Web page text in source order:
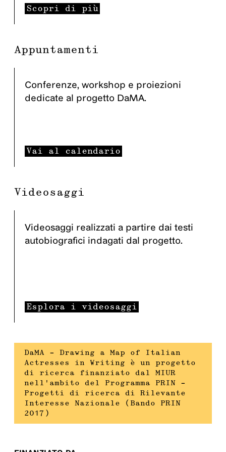
Scopri di più
Appuntamenti
Conferenze, workshop e proiezioni
dedicate al progetto DaMA.
Vai al calendario
Videosaggi
Videosaggi realizzati a partire dai testi
autobiografici indagati dal progetto.
Esplora i videosaggi
DaMA – Drawing a Map of Italian
Actresses in Writing è un progetto
di ricerca finanziato dal MIUR
nell’ambito del Programma PRIN –
Progetti di ricerca di Rilevante
Interesse Nazionale (Bando PRIN
2017)